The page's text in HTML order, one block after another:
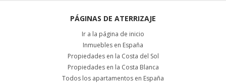
PÁGINAS DE ATERRIZAJE
Ir a la página de inicio
Inmuebles en España
Propiedades en la Costa del Sol
Propiedades en la Costa Blanca
Todos los apartamentos en España